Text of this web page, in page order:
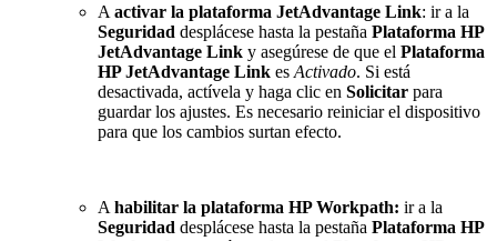
A activar la plataforma JetAdvantage Link: ir a la
Seguridad desplácese hasta la pestaña Plataforma HP
JetAdvantage Link y asegúrese de que el Plataforma
HP JetAdvantage Link es Activado. Si está
desactivada, actívela y haga clic en Solicitar para
guardar los ajustes. Es necesario reiniciar el dispositivo
para que los cambios surtan efecto.
A habilitar la plataforma HP Workpath: ir a la
Seguridad desplácese hasta la pestaña Plataforma HP